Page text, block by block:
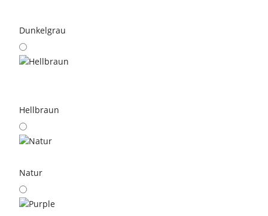
Dunkelgrau
Hellbraun
Natur